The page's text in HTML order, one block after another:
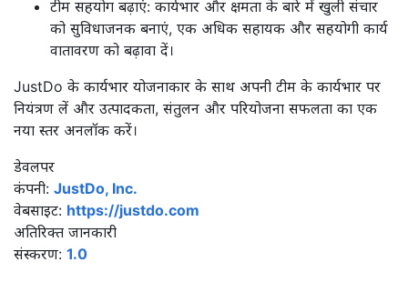
टीम सहयोग बढ़ाएं: कार्यभार और क्षमता के बारे में खुली संचार
को सुविधाजनक बनाएं, एक अधिक सहायक और सहयोगी कार्य
वातावरण को बढ़ावा दें।
JustDo के कार्यभार योजनाकार के साथ अपनी टीम के कार्यभार पर
नियंत्रण लें और उत्पादकता, संतुलन और परियोजना सफलता का एक
नया स्तर अनलॉक करें।
डेवलपर
कंपनी: JustDo, Inc.
वेबसाइट: https://justdo.com
अतिरिक्त जानकारी
संस्करण: 1.0